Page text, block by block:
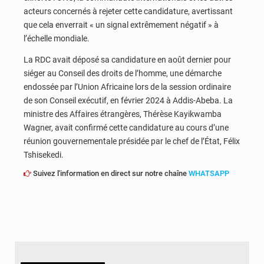
acteurs concernés à rejeter cette candidature, avertissant
que cela enverrait « un signal extrêmement négatif » à
l’échelle mondiale.
La RDC avait déposé sa candidature en août dernier pour
siéger au Conseil des droits de l’homme, une démarche
endossée par l’Union Africaine lors de la session ordinaire
de son Conseil exécutif, en février 2024 à Addis-Abeba. La
ministre des Affaires étrangères, Thérèse Kayikwamba
Wagner, avait confirmé cette candidature au cours d’une
réunion gouvernementale présidée par le chef de l’État, Félix
Tshisekedi.
Suivez l'information en direct sur notre chaîne WHATSAPP